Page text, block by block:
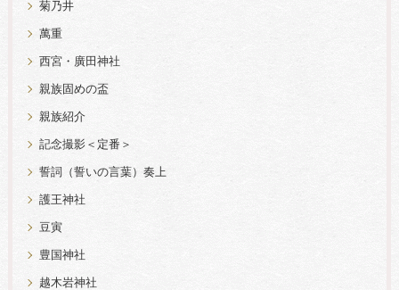
菊乃井
萬重
西宮・廣田神社
親族固めの盃
親族紹介
記念撮影＜定番＞
誓詞（誓いの言葉）奏上
護王神社
豆寅
豊国神社
越木岩神社